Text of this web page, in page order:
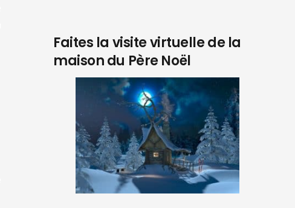
Faites la visite virtuelle de la
maison du Père Noël